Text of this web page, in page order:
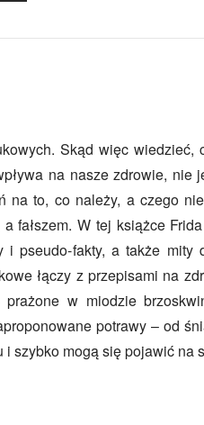
Skąd więc wiedzieć,
na nasze zdrowie, nie
na to, co należy, a czego
fałszem. W tej książce
i pseudo-fakty, a także mity
łączy z przepisami na
w miodzie
potrawy – od
i szybko mogą się pojawić na